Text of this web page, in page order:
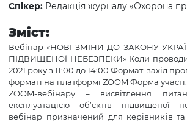
Спікер: Редакція журналу «Охорона
Зміст:
Вебінар «НОВІ ЗМІНИ ДО ЗАКОНУ
ПІДВИЩЕНОЇ НЕБЕЗПЕКИ» Коли
2021 року з 11:00 до 14:00 Формат: захід
форматі на платформі ZOOM Форма
ZOOM-вебінару – висвітлення
експлуатацією об’єктів підвищеної
вебінар призначений для керівників та